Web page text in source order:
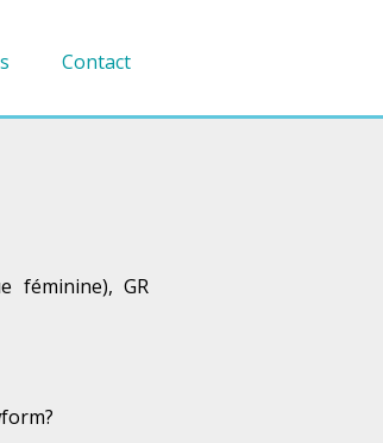
Contact
féminine), GR